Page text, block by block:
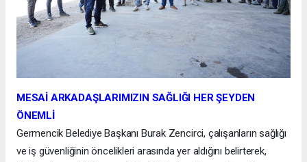
MESAİ ARKADAŞLARIMIZIN SAĞLIĞI HER ŞEYDEN
ÖNEMLİ
Germencik Belediye Başkanı Burak Zencirci, çalışanların sağlığı
ve iş güvenliğinin öncelikleri arasında yer aldığını belirterek,